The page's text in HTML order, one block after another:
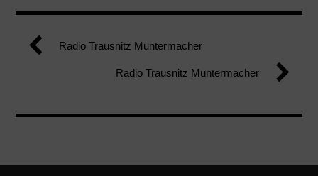
Radio Trausnitz Muntermacher
Radio Trausnitz Muntermacher